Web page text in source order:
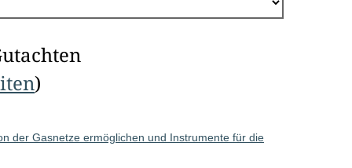
)
der Gasnetze ermöglichen und Instrumente für die